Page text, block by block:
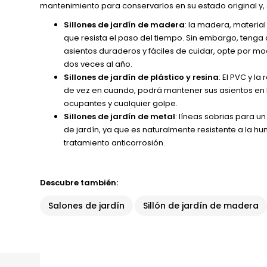
mantenimiento para conservarlos en su estado original
Sillones de jardín de madera: la madera,
que resista el paso del tiempo. Sin embargo,
asientos duraderos y fáciles de cuidar, opte por
dos veces al año.
Sillones de jardín de plástico y resina: El PVC y
de vez en cuando, podrá mantener sus asientos
ocupantes y cualquier golpe.
Sillones de jardín de metal: líneas sobrias para
de jardín, ya que es naturalmente resistente a la
tratamiento anticorrosión.
Descubre también:
Salones de jardín Sillón de jardín de madera